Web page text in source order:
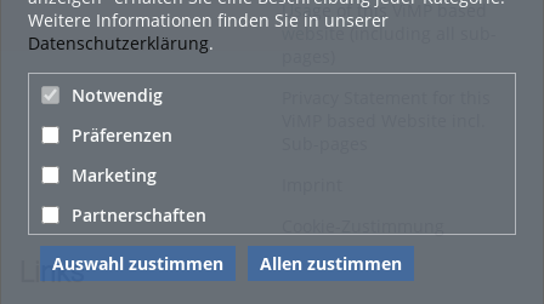
Weitere Informationen finden Sie in unserer
Datenschutzerklärung.
Notwendig
Präferenzen
Marketing
Partnerschaften
Auswahl zustimmen Allen zustimmen
20. Dezember 2015
Wiens schönste Weihnachtsdörfer gehen ins Finale
HOHU
Usage of this ViMP based
website (including all sub-
Links